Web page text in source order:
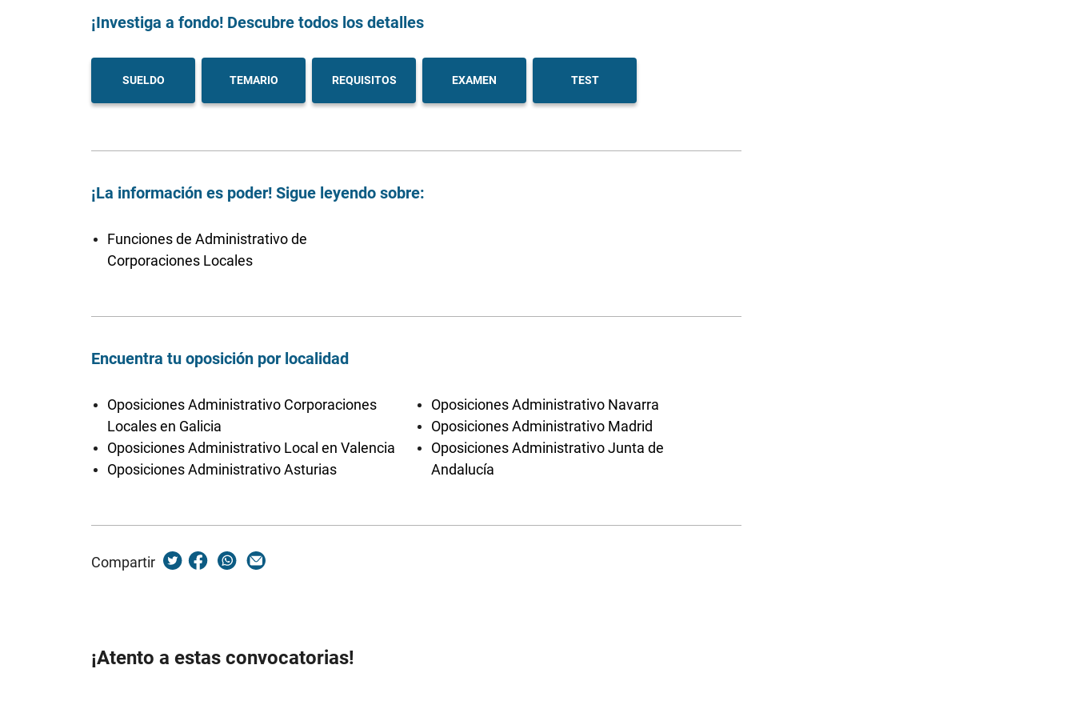
¡Investiga a fondo! Descubre todos los detalles
SUELDO TEMARIO REQUISITOS EXAMEN TEST
¡La información es poder! Sigue leyendo sobre:
Funciones de Administrativo de
Corporaciones Locales
Encuentra tu oposición por localidad
Oposiciones Administrativo Corporaciones
Locales en Galicia
Oposiciones Administrativo Local en Valencia
Oposiciones Administrativo Asturias
Oposiciones Administrativo Navarra
Oposiciones Administrativo Madrid
Oposiciones Administrativo Junta de
Andalucía
Compartir
¡Atento a estas convocatorias!